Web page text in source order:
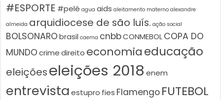
#ESPORTE #pelé agua aids aleitamento materno alexandre
almeida arquidiocese de são luís. ação social
BOLSONARO brasil caema cnbbCONMEBOLCOPA DO
MUNDO crime direito economiaeducação
eleiçõeseleições 2018 enem
entrevista estupro fies Flamengo FUTEBOL